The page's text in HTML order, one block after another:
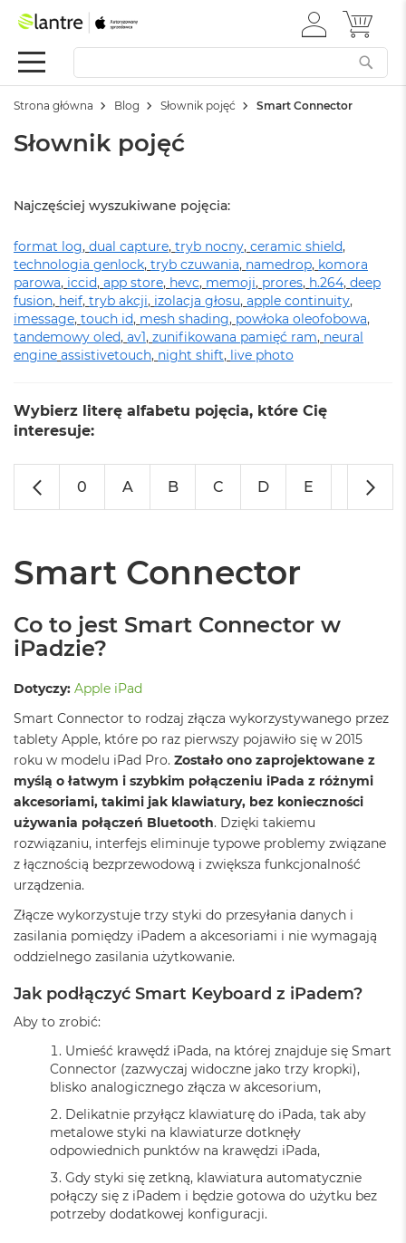
Apple
Festiwal
M
c
k
e
o
W
e
d
ł
u
o
l
r
M
o
N
e
o
y
r
u
s
w
o
ż
ó
t
y
M
a
c
B
o
o
k
e
o
S
b
t
e
n
y
R
ZALOGUJ
SIĘ
MÓJ
Strona główna Blog Słownik pojęć Smart Connector
Słownik pojęć
Najczęściej wyszukiwane pojęcia:
format log, dual capture, tryb nocny, ceramic shield,
technologia genlock, tryb czuwania, namedrop, komora
parowa, iccid, app store, hevc, memoji, prores, h.264, deep
fusion, heif, tryb akcji, izolacja głosu, apple continuity,
imessage, touch id, mesh shading, powłoka oleofobowa,
tandemowy oled, av1, zunifikowana pamięć ram, neural
engine assistivetouch, night shift, live photo
Wybierz literę alfabetu pojęcia, które Cię
interesuje:
0 A B C D E
Smart Connector
Co to jest Smart Connector w
iPadzie?
Dotyczy: Apple iPad
Smart Connector to rodzaj złącza wykorzystywanego przez
tablety Apple, które po raz pierwszy pojawiło się w 2015
roku w modelu iPad Pro. Zostało ono zaprojektowane z
myślą o łatwym i szybkim połączeniu iPada z różnymi
akcesoriami, takimi jak klawiatury, bez konieczności
używania połączeń Bluetooth. Dzięki takiemu
rozwiązaniu, interfejs eliminuje typowe problemy związane
z łącznością bezprzewodową i zwiększa funkcjonalność
urządzenia.
Złącze wykorzystuje trzy styki do przesyłania danych i
zasilania pomiędzy iPadem a akcesoriami i nie wymagają
oddzielnego zasilania użytkowanie.
Jak podłączyć Smart Keyboard z iPadem?
Aby to zrobić:
Umieść krawędź iPada, na której znajduje się Smart
Connector (zazwyczaj widoczne jako trzy kropki),
blisko analogicznego złącza w akcesorium,
Delikatnie przyłącz klawiaturę do iPada, tak aby
metalowe styki na klawiaturze dotknęły
odpowiednich punktów na krawędzi iPada,
Gdy styki się zetkną, klawiatura automatycznie
połączy się z iPadem i będzie gotowa do użytku bez
potrzeby dodatkowej konfiguracji.